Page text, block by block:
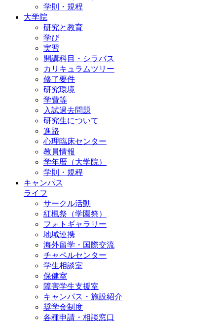
学則・規程
大学院
研究と教育
学び
実習
開講科目・シラバス
カリキュラムツリー
修了要件
研究環境
学費等
入試過去問題
研究生について
進路
心理臨床センター
教員情報
学年暦（大学院）
学則・規程
キャンパス
ライフ
サークル活動
紅楓祭（学園祭）
フォトギャラリー
地域連携
海外留学・国際交流
チャペルセンター
学生相談室
保健室
障害学生支援室
キャンパス・施設紹介
奨学金制度
各種申請・相談窓口